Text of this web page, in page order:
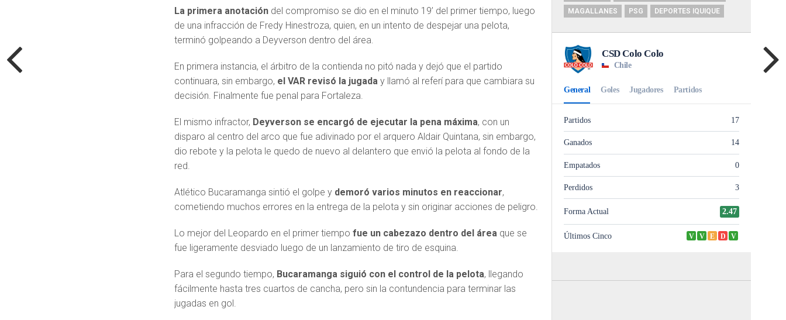
La primera anotación del compromiso se dio en el minuto 19’ del primer tiempo, luego
de una infracción de Fredy Hinestroza, quien, en un intento de despejar una pelota,
terminó golpeando a Deyverson dentro del área.
En primera instancia, el árbitro de la contienda no pitó nada y dejó que el partido
continuara, sin embargo, el VAR revisó la jugada y llamó al referí para que cambiara su
decisión. Finalmente fue penal para Fortaleza.
El mismo infractor, Deyverson se encargó de ejecutar la pena máxima, con un
disparo al centro del arco que fue adivinado por el arquero Aldair Quintana, sin embargo,
dio rebote y la pelota le quedo de nuevo al delantero que envió la pelota al fondo de la
red.
Atlético Bucaramanga sintió el golpe y demoró varios minutos en reaccionar,
cometiendo muchos errores en la entrega de la pelota y sin originar acciones de peligro.
Lo mejor del Leopardo en el primer tiempofue un cabezazo dentro del área que se
fue ligeramente desviado luego de un lanzamiento de tiro de esquina.
Para el segundo tiempo, Bucaramanga siguió con el control de la pelota, llegando
fácilmente hasta tres cuartos de cancha, pero sin la contundencia para terminar las
jugadas en gol.
MAGALLANES
PSG DEPORTES IQUIQUE